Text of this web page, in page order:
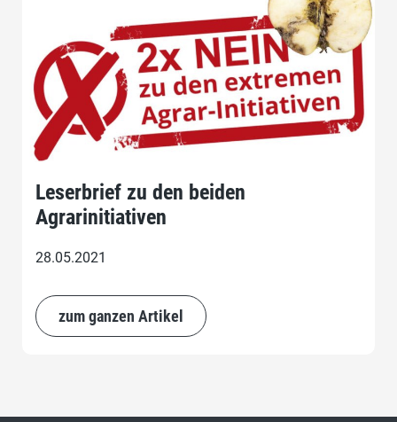
Leserbrief zu den beiden
Agrarinitiativen
28.05.2021
zum ganzen Artikel